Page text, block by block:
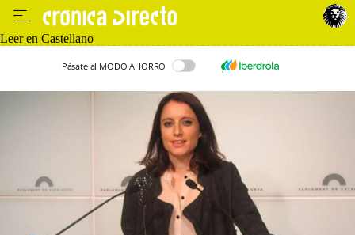
Leer en Castellano
Pásate al MODO AHORRO